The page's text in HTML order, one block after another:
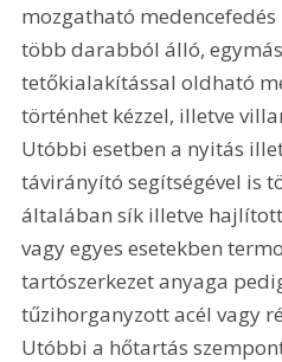
mozgatható
több darabból álló,
tetőkialakítással oldható
történhet kézzel, illetve
Utóbbi esetben a nyitás
távirányító segítségével is
általában sík illetve
vagy egyes esetekben
tartószerkezet anyaga
tűzihorganyzott acél vagy
Utóbbi a hőtartás